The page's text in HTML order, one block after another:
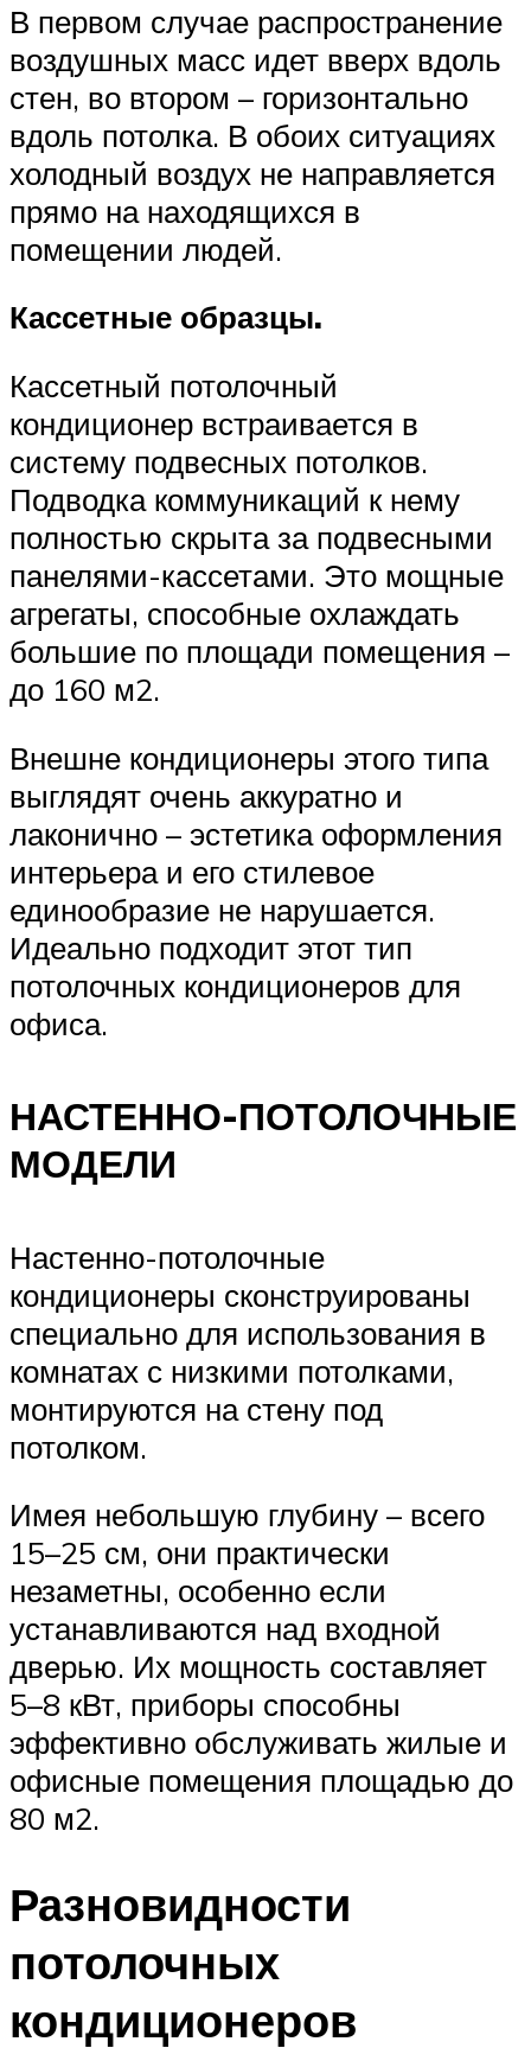
В первом случае распространение
воздушных масс идет вверх вдоль
стен, во втором – горизонтально
вдоль потолка. В обоих ситуациях
холодный воздух не направляется
прямо на находящихся в
помещении людей.
Кассетные образцы.
Кассетный потолочный
кондиционер встраивается в
систему подвесных потолков.
Подводка коммуникаций к нему
полностью скрыта за подвесными
панелями-кассетами. Это мощные
агрегаты, способные охлаждать
большие по площади помещения –
до 160 м2.
Внешне кондиционеры этого типа
выглядят очень аккуратно и
лаконично – эстетика оформления
интерьера и его стилевое
единообразие не нарушается.
Идеально подходит этот тип
потолочных кондиционеров для
офиса.
НАСТЕННО-ПОТОЛОЧНЫЕ
МОДЕЛИ
Настенно-потолочные
кондиционеры сконструированы
специально для использования в
комнатах с низкими потолками,
монтируются на стену под
потолком.
Имея небольшую глубину – всего
15–25 см, они практически
незаметны, особенно если
устанавливаются над входной
дверью. Их мощность составляет
5–8 кВт, приборы способны
эффективно обслуживать жилые и
офисные помещения площадью до
80 м2.
Разновидности
потолочных
кондиционеров